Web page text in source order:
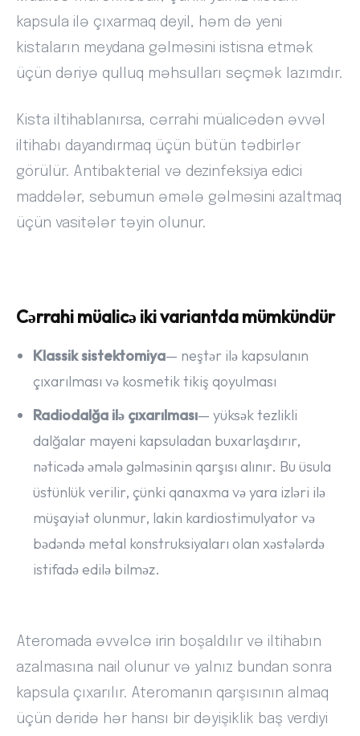
kapsula ilə çıxarmaq deyil, həm də yeni
kistaların meydana gəlməsini istisna etmək
üçün dəriyə qulluq məhsulları seçmək lazımdır.
Kista iltihablanırsa, cərrahi müalicədən əvvəl
iltihabı dayandırmaq üçün bütün tədbirlər
görülür. Antibakterial və dezinfeksiya edici
maddələr, sebumun əmələ gəlməsini azaltmaq
üçün vasitələr təyin olunur.
Cərrahi müalicə iki variantda mümkündür
Klassik sistektomiya— neştər ilə kapsulanın
çıxarılması və kosmetik tikiş qoyulması
Radiodalğa ilə çıxarılması— yüksək tezlikli
dalğalar mayeni kapsuladan buxarlaşdırır,
nəticədə əmələ gəlməsinin qarşısı alınır. Bu üsula
üstünlük verilir, çünki qanaxma və yara izləri ilə
müşayiət olunmur, lakin kardiostimulyator və
bədəndə metal konstruksiyaları olan xəstələrdə
istifadə edilə bilməz.
Ateromada əvvəlcə irin boşaldılır və iltihabın
azalmasına nail olunur və yalnız bundan sonra
kapsula çıxarılır. Ateromanın qarşısının almaq
üçün dəridə hər hansı bir dəyişiklik baş verdiyi